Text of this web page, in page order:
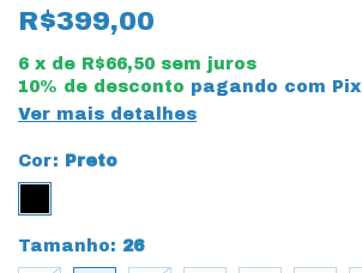
R$399,00
6 x de R$66,50 sem juros
10% de desconto pagando com Pix
Ver mais detalhes
Cor: Preto
Tamanho: 26